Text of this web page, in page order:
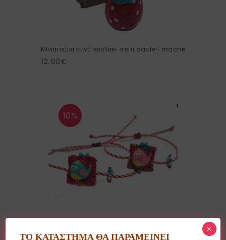
Μινιατούρα αυγό πουλάκι-σπίτι papier-mâchê
12.00€
10%
Υφασμάτινο βραχιόλι-μαρτάκι πουλάκι
ΤΟ ΚΑΤΑΣΤΗΜΑ ΘΑ ΠΑΡΑΜΕΙΝΕΙ
×